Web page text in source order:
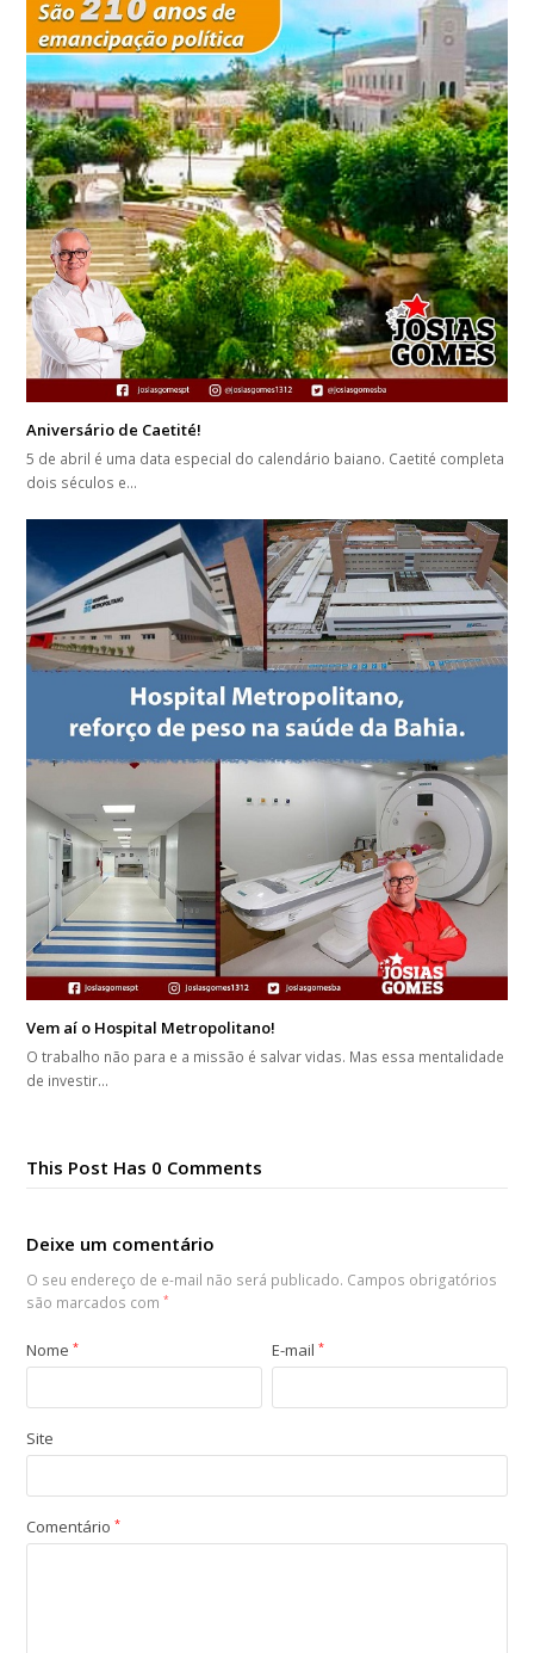
Aniversário de Caetité!
5 de abril é uma data especial do calendário baiano. Caetité completa
dois séculos e…
Vem aí o Hospital Metropolitano!
O trabalho não para e a missão é salvar vidas. Mas essa mentalidade
de investir…
This Post Has 0 Comments
Deixe um comentário
O seu endereço de e-mail não será publicado. Campos obrigatórios
são marcados com*
Nome* E-mail*
Site
Comentário*